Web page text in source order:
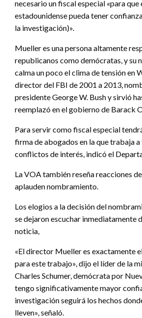
necesario un fiscal especial «para que
estadounidense pueda tener
la investigación)».
Mueller es una persona altamente
republicanos como demócratas, y su
calma un poco el clima de tensión en
director del FBI de 2001 a 2013,
presidente George W. Bush y sirvió
reemplazó en el gobierno de Barack
Para servir como fiscal especial
firma de abogados en la que trabaja
conflictos de interés, indicó el
La VOA también reseña reacciones
aplauden nombramiento.
Los elogios a la decisión del
se dejaron escuchar inmediatamente
noticia,
«El director Mueller es exactamente
para este trabajo», dijo el líder de la
Charles Schumer, demócrata por
tengo significativamente mayor
investigación seguirá los hechos
lleven», señaló.